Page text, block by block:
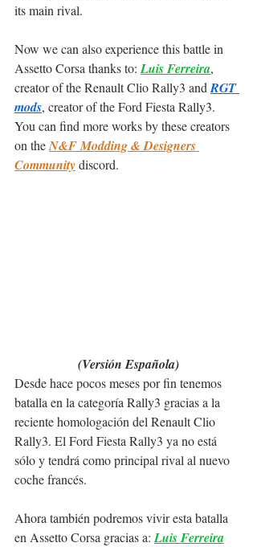
its main rival.
Now we can also experience this battle in
Assetto Corsa thanks to: Luis Ferreira,
creator of the Renault Clio Rally3 and RGT
mods, creator of the Ford Fiesta Rally3.
You can find more works by these creators
on the N&F Modding & Designers
Community discord.
(Versión Española)
Desde hace pocos meses por fin tenemos
batalla en la categoría Rally3 gracias a la
reciente homologación del Renault Clio
Rally3. El Ford Fiesta Rally3 ya no está
sólo y tendrá como principal rival al nuevo
coche francés.
Ahora también podremos vivir esta batalla
en Assetto Corsa gracias a: Luis Ferreira